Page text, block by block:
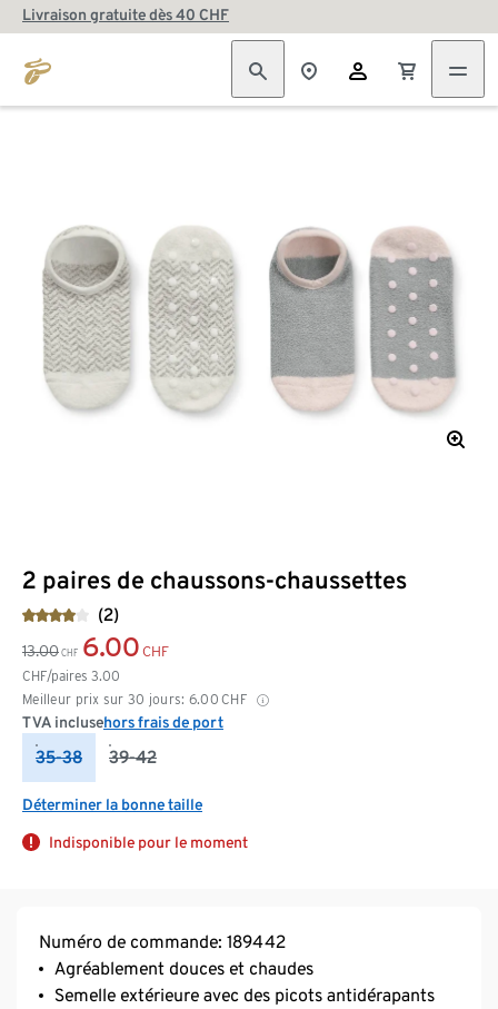
Livraison gratuite dès 40 CHF
2 paires de chaussons-chaussettes
(2)
13.00 CHF 6.00 CHF
CHF/paires 3.00
Meilleur prix sur 30 jours: 6.00 CHF
TVA inclusehors frais de port
35-38 39-42
Déterminer la bonne taille
Indisponible pour le moment
Numéro de commande: 189442
Agréablement douces et chaudes
Semelle extérieure avec des picots antidérapants